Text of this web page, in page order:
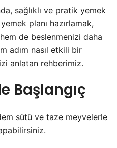
sağlıklı ve pratik yemek
planı hazırlamak,
de beslenmenizi daha
adım nasıl etkili bir
anlatan rehberimiz.
Başlangıç
sütü ve taze meyvelerle